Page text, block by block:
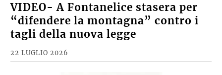
VIDEO- A Fontanelice stasera per
“difendere la montagna” contro i
tagli della nuova legge
22 LUGLIO 2026